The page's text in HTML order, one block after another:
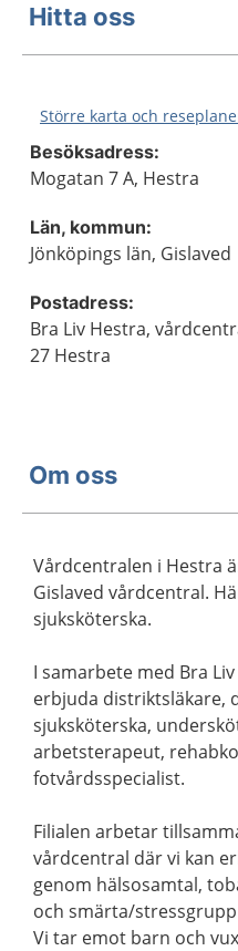
Hitta oss
Större karta och
Besöksadress:
Mogatan 7 A, Hestra
Län, kommun:
Jönköpings län, Gislaved
Postadress:
Bra Liv Hestra,
27 Hestra
Om oss
Vårdcentralen i Hestra
Gislaved vårdcentral.
sjuksköterska.
I samarbete med Bra
erbjuda distriktsläkare,
sjuksköterska,
arbetsterapeut,
fotvårdsspecialist.
Filialen arbetar
vårdcentral där vi kan
genom hälsosamtal,
och smärta/
Vi tar emot barn och